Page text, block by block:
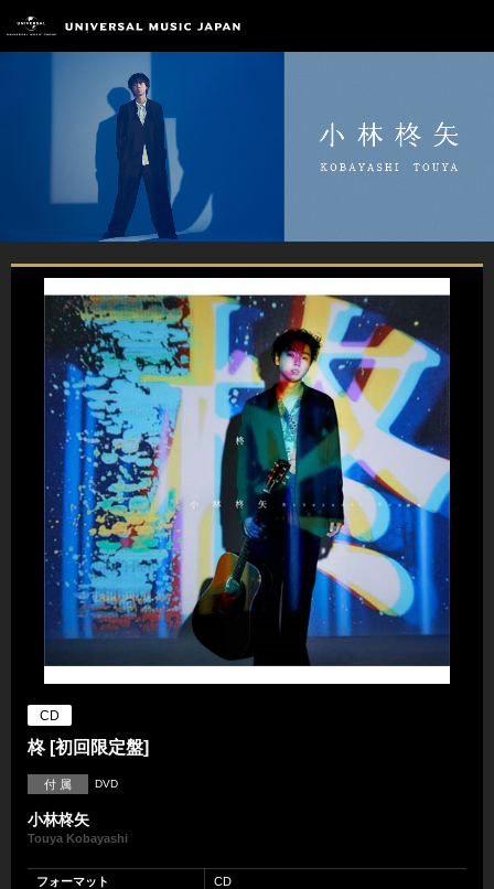
CD
柊 [初回限定盤]
付 属 DVD
小林柊矢
Touya Kobayashi
フォーマット
CD